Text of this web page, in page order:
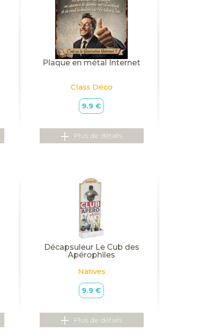
Plaque en métal Internet
Class Déco
9.9 €
Plus de détails
Décapsuleur Le Cub des
Apérophiles
Natives
9.9 €
Plus de détails